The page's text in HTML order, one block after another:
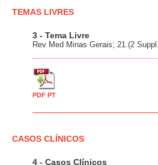
TEMAS LIVRES
3 - Tema Livre
Rev Med Minas Gerais; 21.(2
PDF PT
CASOS CLÍNICOS
4 - Casos Clínicos